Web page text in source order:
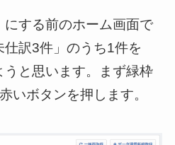
する前のホーム画面で
訳3件」のうち1件を
うと思います。まず緑枠
いボタンを押します。